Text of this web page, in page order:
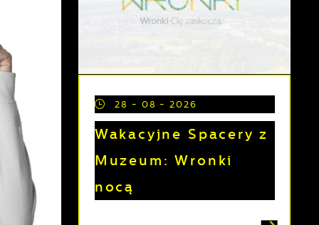
28 - 08 - 2026
Wakacyjne Spacery z
Muzeum: Wronki
nocą